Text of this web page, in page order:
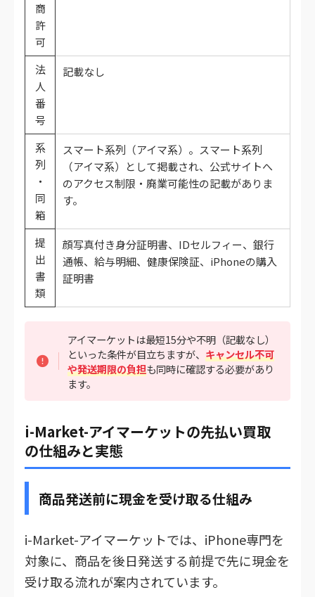
商
許
可
法
人
番
号
記載なし
系
列
・
同
箱
スマート系列（アイマ系）。スマート系列
（アイマ系）として掲載され、公式サイトへ
のアクセス制限・廃業可能性の記載がありま
す。
提
出
書
類
顔写真付き身分証明書、IDセルフィー、銀行
通帳、給与明細、健康保険証、iPhoneの購入
証明書
アイマーケットは最短15分や不明（記載なし）
といった条件が目立ちますが、キャンセル不可
や発送期限の負担も同時に確認する必要があり
ます。
i-Market-アイマーケットの先払い買取
の仕組みと実態
商品発送前に現金を受け取る仕組み
i-Market-アイマーケットでは、iPhone専門を
対象に、商品を後日発送する前提で先に現金を
受け取る流れが案内されています。